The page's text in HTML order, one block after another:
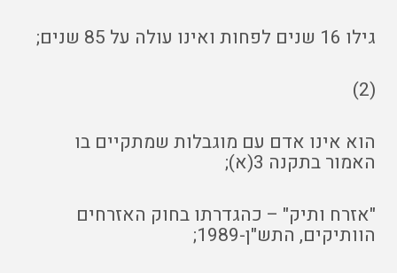
גילו 16 שנים לפחות ואינו עולה על 85 שנים;
(2)
הוא אינו אדם עם מוגבלות שמתקיים בו
האמור בתקנה 3(א);
"אזרח ותיק" – כהגדרתו בחוק האזרחים
הוותיקים, התש"ן-1989;